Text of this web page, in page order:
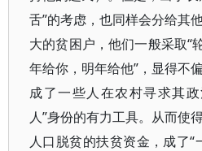
舌”的考虑，也同样会分给其
大的贫困户，他们一般采取“
年给你，明年给他”，显得不
成了一些人在农村寻求其
人”身份的有力工具。从而使
人口脱贫的扶贫资金，成了“